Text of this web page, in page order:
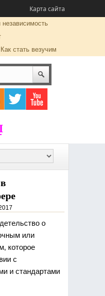
Карта сайта
Как стать везучим
о
или
которое
с
и стандартами